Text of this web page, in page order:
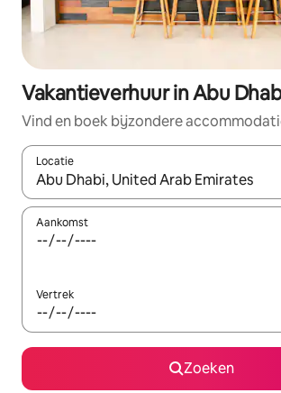
Vakantieverhuur in Abu
Vind en boek bijzondere
Locatie
Wanneer er suggesties beschikbaar
Aankomst
Vertrek
Zoeken